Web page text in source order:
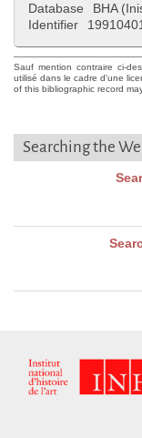
Database
BHA
Identifier
Sauf mention contraire ci-
utilisé dans le cadre d'une
of this bibliographic record
Searching the